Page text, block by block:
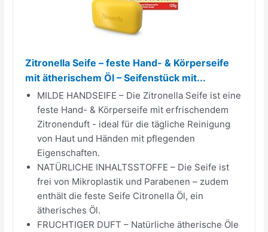
Zitronella Seife – feste Hand- & Körperseife
mit ätherischem Öl – Seifenstück mit...
MILDE HANDSEIFE – Die Zitronella Seife ist eine
feste Hand- & Körperseife mit erfrischendem
Zitronenduft - ideal für die tägliche Reinigung
von Haut und Händen mit pflegenden
Eigenschaften.
NATÜRLICHE INHALTSSTOFFE – Die Seife ist
frei von Mikroplastik und Parabenen – zudem
enthält die feste Seife Citronella Öl, ein
ätherisches Öl.
FRUCHTIGER DUFT – Natürliche ätherische Öle